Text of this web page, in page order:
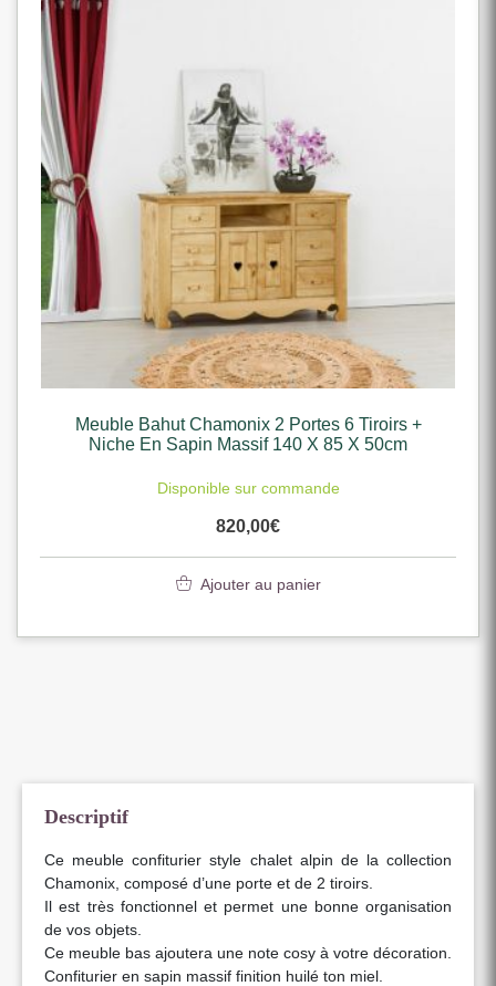
Meuble Bahut Chamonix 2 Portes 6 Tiroirs +
Niche En Sapin Massif 140 X 85 X 50cm
Disponible sur commande
820,00€
Ajouter au panier
Descriptif
Ce meuble confiturier style chalet alpin de la collection
Chamonix, composé d’une porte et de 2 tiroirs.
Il est très fonctionnel et permet une bonne organisation
de vos objets.
Ce meuble bas ajoutera une note cosy à votre décoration.
Confiturier en sapin massif finition huilé ton miel.